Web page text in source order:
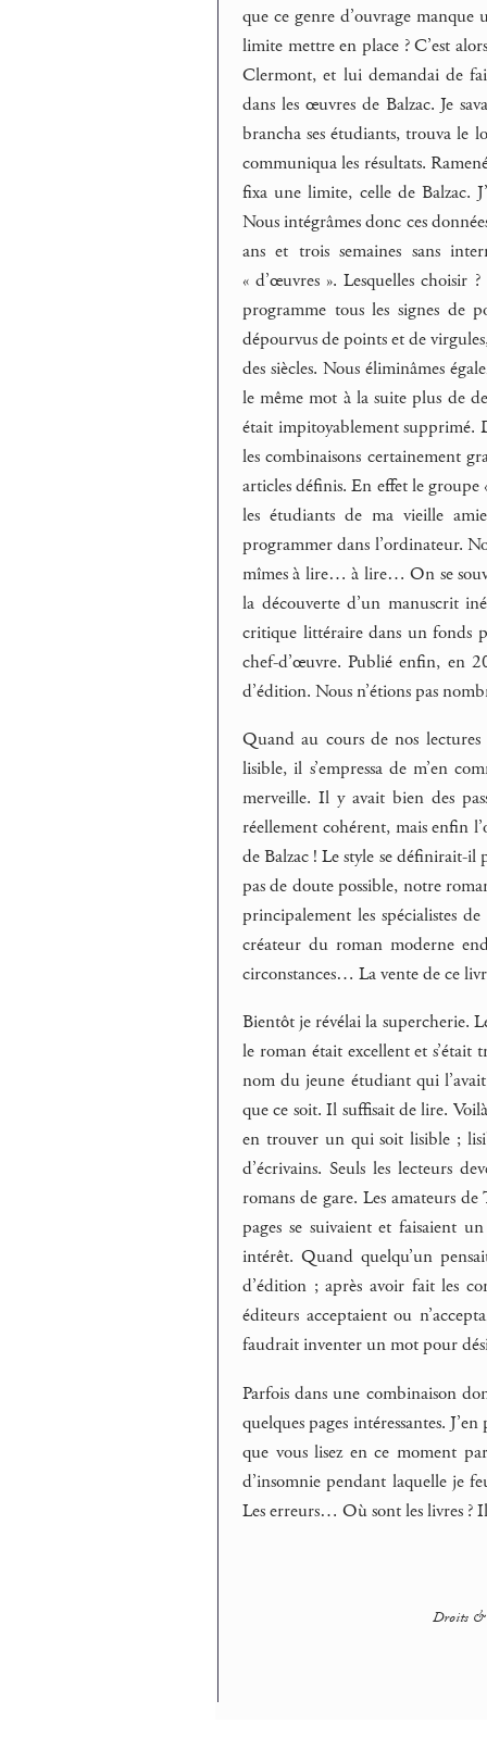
que ce genre d’ouvrage
limite mettre en place ? C’est
Clermont, et lui demandai de
dans les œuvres de Balzac. Je
brancha ses étudiants, trouva le
communiqua les résultats.
fixa une limite, celle de Balzac.
Nous intégrâmes donc ces
ans et trois semaines sans
« d’œuvres ». Lesquelles choisir
programme tous les signes de
dépourvus de points et de
des siècles. Nous éliminâmes
le même mot à la suite plus de
était impitoyablement supprimé.
les combinaisons certainement
articles définis. En effet le
les étudiants de ma vieille
programmer dans l’ordinateur.
mîmes à lire… à lire… On se
la découverte d’un manuscrit
critique littéraire dans un fonds
chef-d’œuvre. Publié enfin, en
d’édition. Nous n’étions pas
Quand au cours de nos
lisible, il s’empressa de m’en
merveille. Il y avait bien des
réellement cohérent, mais enfin
de Balzac ! Le style se définirait-il
pas de doute possible, notre
principalement les spécialistes
créateur du roman moderne
circonstances… La vente de ce
Bientôt je révélai la supercherie.
le roman était excellent et
nom du jeune étudiant qui
que ce soit. Il suffisait de lire.
en trouver un qui soit lisible ;
d’écrivains. Seuls les lecteurs
romans de gare. Les amateurs
pages se suivaient et faisaient
intérêt. Quand quelqu’un
d’édition ; après avoir fait les
éditeurs acceptaient ou
faudrait inventer un mot pour
Parfois dans une combinaison
quelques pages intéressantes.
que vous lisez en ce moment
d’insomnie pendant laquelle je
Les erreurs… Où sont les livres ?
Droits &